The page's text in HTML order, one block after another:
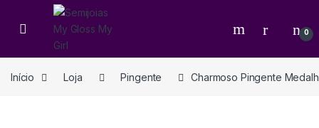
0
Início Loja Pingente Charmoso Pingente